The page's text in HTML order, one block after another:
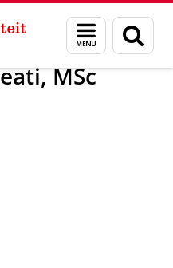
Menu
en
zoeken
Greati, MSc
MSc